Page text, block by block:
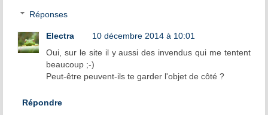
Réponses
Electra
10 décembre 2014 à 10:01
Oui, sur le site il y aussi des invendus qui me tentent
beaucoup ;-)
Peut-être peuvent-ils te garder l'objet de côté ?
Répondre